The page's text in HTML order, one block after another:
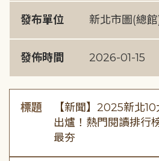
發布單位 新北市圖(總館
發佈時間 2026-01-15
標題
【新聞】2025新北
出爐！熱門閱讀排行
最夯